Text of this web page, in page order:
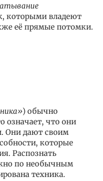
которыми владеют
её прямые потомки.
) обычно
означает, что они
Они дают своим
которые
Распознать
по необычным
техника.